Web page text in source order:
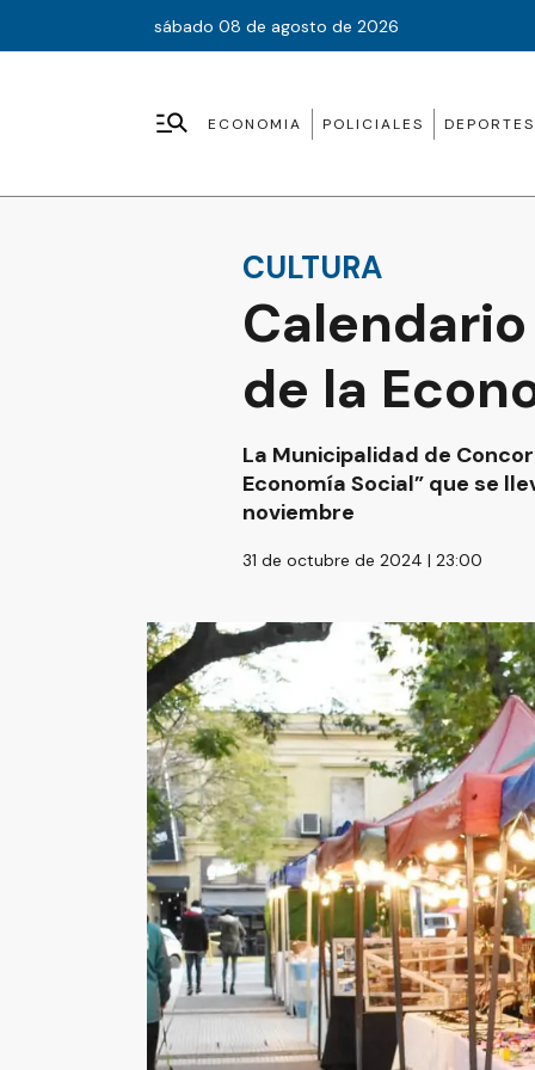
sábado 08 de agosto de 2026
ECONOMIA POLICIALES DEPORTES
CULTURA
de la
La Municipalidad de
Economía Social” que se
noviembre
31 de octubre de 2024 | 23:00